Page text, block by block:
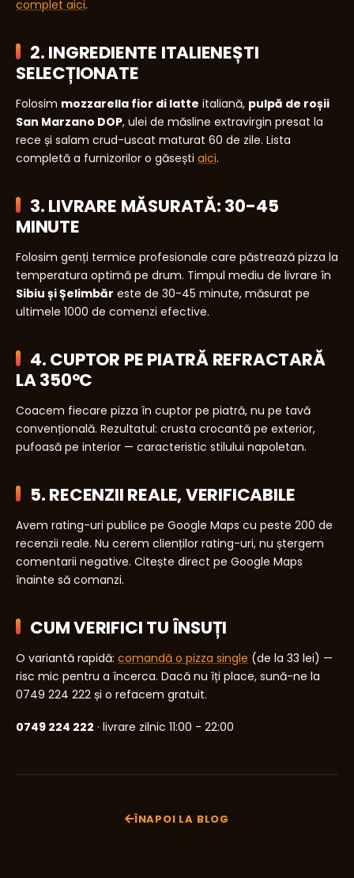
complet aici.
2. INGREDIENTE ITALIENEȘTI
SELECȚIONATE
Folosim mozzarella fior di latte italiană, pulpă de roșii
San Marzano DOP, ulei de măsline extravirgin presat la
rece și salam crud-uscat maturat 60 de zile. Lista
completă a furnizorilor o găsești aici.
3. LIVRARE MĂSURATĂ: 30-45
MINUTE
Folosim genți termice profesionale care păstrează pizza la
temperatura optimă pe drum. Timpul mediu de livrare în
Sibiu și Șelimbăr este de 30-45 minute, măsurat pe
ultimele 1000 de comenzi efective.
4. CUPTOR PE PIATRĂ REFRACTARĂ
LA 350°C
Coacem fiecare pizza în cuptor pe piatră, nu pe tavă
convențională. Rezultatul: crusta crocantă pe exterior,
pufoasă pe interior — caracteristic stilului napoletan.
5. RECENZII REALE, VERIFICABILE
Avem rating-uri publice pe Google Maps cu peste 200 de
recenzii reale. Nu cerem clienților rating-uri, nu ștergem
comentarii negative. Citește direct pe Google Maps
înainte să comanzi.
CUM VERIFICI TU ÎNSUȚI
O variantă rapidă: comandă o pizza single (de la 33 lei) —
risc mic pentru a încerca. Dacă nu îți place, sună-ne la
0749 224 222 și o refacem gratuit.
0749 224 222 · livrare zilnic 11:00 - 22:00
ÎNAPOI LA BLOG